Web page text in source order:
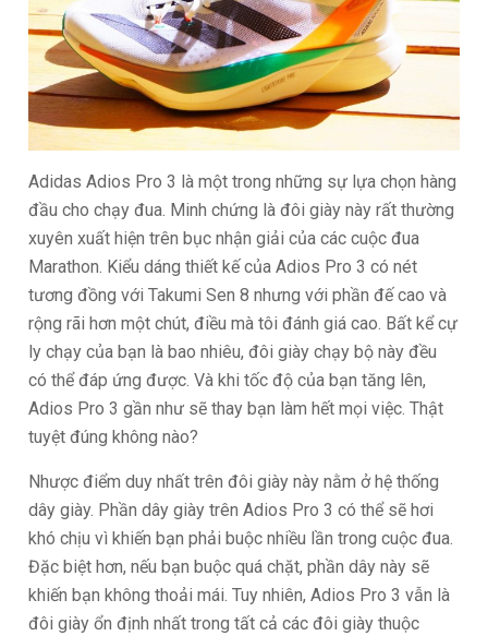
Adidas Adios Pro 3 là một trong những sự lựa chọn hàng
đầu cho chạy đua. Minh chứng là đôi giày này rất thường
xuyên xuất hiện trên bục nhận giải của các cuộc đua
Marathon. Kiểu dáng thiết kế của Adios Pro 3 có nét
tương đồng với Takumi Sen 8 nhưng với phần đế cao và
rộng rãi hơn một chút, điều mà tôi đánh giá cao. Bất kể cự
ly chạy của bạn là bao nhiêu, đôi giày chạy bộ này đều
có thể đáp ứng được. Và khi tốc độ của bạn tăng lên,
Adios Pro 3 gần như sẽ thay bạn làm hết mọi việc. Thật
tuyệt đúng không nào?
Nhược điểm duy nhất trên đôi giày này nằm ở hệ thống
dây giày. Phần dây giày trên Adios Pro 3 có thể sẽ hơi
khó chịu vì khiến bạn phải buộc nhiều lần trong cuộc đua.
Đặc biệt hơn, nếu bạn buộc quá chặt, phần dây này sẽ
khiến bạn không thoải mái. Tuy nhiên, Adios Pro 3 vẫn là
đôi giày ổn định nhất trong tất cả các đôi giày thuộc